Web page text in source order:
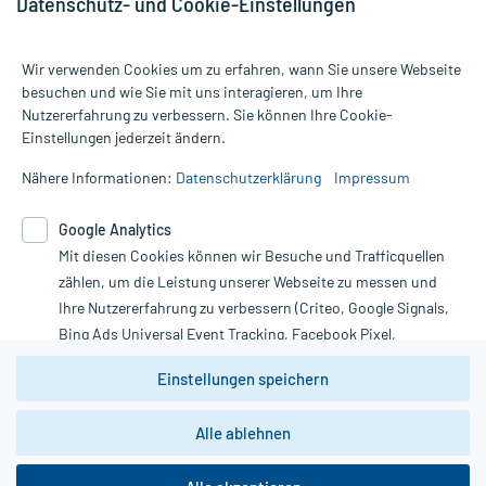
mit durchschnittlich 4,8 von 5 Sternen abgegeben.
Alle Preise gelten inkl. MwSt., ggf. zzgl. Versandkosten
Informationen auf dieser Website werden ausschließlich für
die Untersuchung und Behandlung durch einen Arzt. Bitte
Therapien eingeleitet werden können. | Diese Webseite benutzt
Google Analytics. Lesen Sie bitte dazu die wichtigen Hinweise in
unserer Datenschutzerklärung. Für den Widerruf einer Bestellung
nutzen Sie das Formular:
Vertrag widerrufen
*Hinweise zu unseren Aktionen und Bewertungen
Wir verwenden Cookies um zu erfahren, wann Sie unsere Webseite
besuchen und wie Sie mit uns interagieren, um Ihre
Nutzererfahrung zu verbessern. Sie können Ihre Cookie-
Einstellungen jederzeit ändern.
Nähere Informationen: Datenschutzerklärung Impressum
Google Analytics
Mit diesen Cookies können wir Besuche und Trafficquellen
zählen, um die Leistung unserer Webseite zu messen und
Ihre Nutzererfahrung zu verbessern (Criteo, Google Signals,
Bing Ads Universal Event Tracking, Facebook Pixel,
Youtube-Social Plugin).
Wir weisen darauf hin, dass die
zwingend den Europäischen Anforderungen gem. EU-
DSGVO genügen und ein Datentransfer in Drittstaaten bzw.
Einstellungen speichern
Alle ablehnen